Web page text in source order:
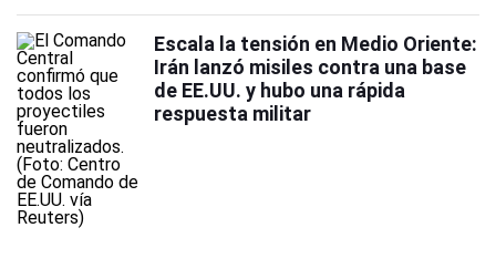
Escala la tensión en Medio Oriente:
Irán lanzó misiles contra una base
de EE.UU. y hubo una rápida
respuesta militar